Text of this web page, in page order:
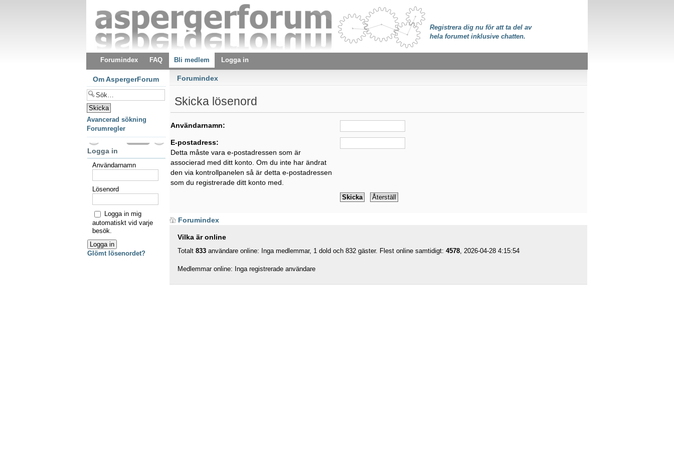
Registrera dig nu för att ta del av
hela forumet inklusive chatten.
Forumindex FAQ Bli medlem Logga in
Forumindex
Skicka lösenord
Användarnamn:
E-postadress:
Detta måste vara e-postadressen som är
associerad med ditt konto. Om du inte har ändrat
den via kontrollpanelen så är detta e-postadressen
som du registrerade ditt konto med.
Forumindex
Vilka är online
Totalt 833 användare online: Inga medlemmar, 1 dold och 832 gäster. Flest online samtidigt: 4578, 2026-04-28 4:15:54
Medlemmar online: Inga registrerade användare
Om AspergerForum
Avancerad sökning
Forumregler
Logga in
Användarnamn
Lösenord
Logga in mig
automatiskt vid varje
besök.
Glömt lösenordet?